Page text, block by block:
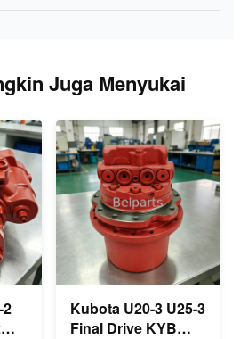
Juga Menyukai
2
Kubota U20-3 U25-3
Final Drive KYB